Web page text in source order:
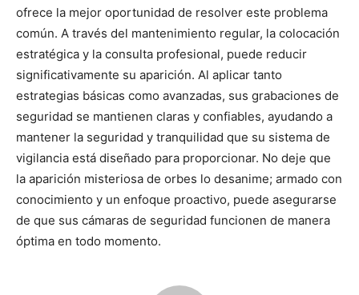
ofrece la mejor oportunidad de resolver este problema
común. A través del mantenimiento regular, la colocación
estratégica y la consulta profesional, puede reducir
significativamente su aparición. Al aplicar tanto
estrategias básicas como avanzadas, sus grabaciones de
seguridad se mantienen claras y confiables, ayudando a
mantener la seguridad y tranquilidad que su sistema de
vigilancia está diseñado para proporcionar. No deje que
la aparición misteriosa de orbes lo desanime; armado con
conocimiento y un enfoque proactivo, puede asegurarse
de que sus cámaras de seguridad funcionen de manera
óptima en todo momento.